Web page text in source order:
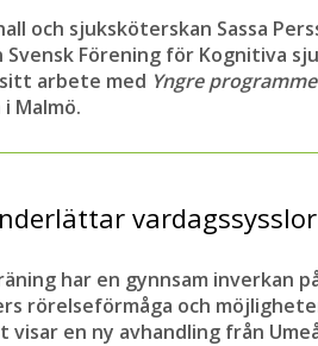
och sjuksköterskan Sassa
Förening för Kognitiva
sitt arbete med Yngre
Malmö.
vardagssysslor
har en gynnsam inverkan
rörelseförmåga och
visar en ny avhandling från